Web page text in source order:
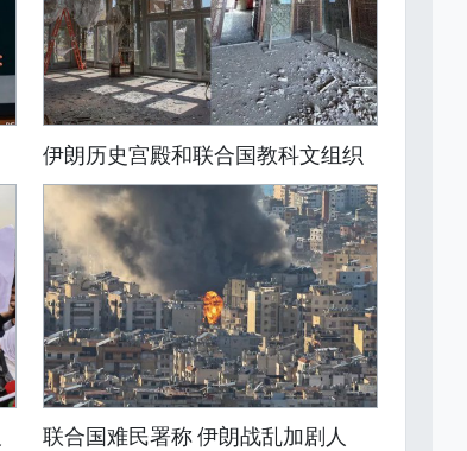
伊朗历史宫殿和联合国教科文组织
联合国难民署称 伊朗战乱加剧人